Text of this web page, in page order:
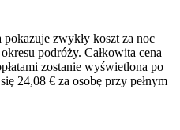
pokazuje zwykły koszt za noc
podróży. Całkowita cena
zostanie wyświetlona po
24,08 € za osobę przy pełnym